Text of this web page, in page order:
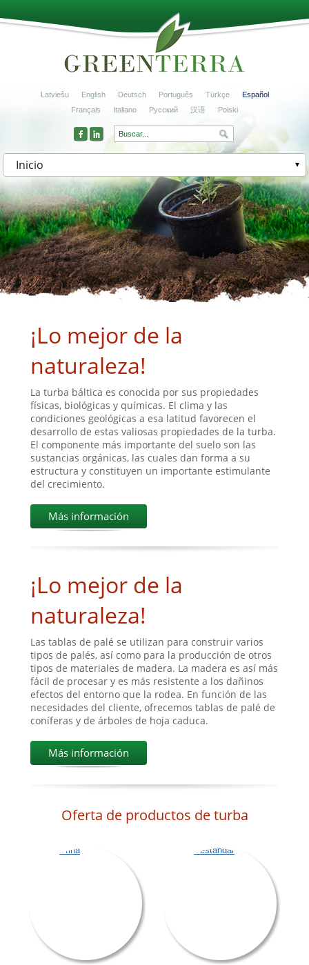
Latviešu English Deutsch Português Türkçe
Español
Français
Italiano Русский 汉语 Polski
Inicio
¡Lo mejor de la
naturaleza!
La turba báltica es conocida por sus propiedades
físicas, biológicas y químicas. El clima y las
condiciones geológicas a esa latitud favorecen el
desarrollo de estas valiosas propiedades de la turba.
El componente más importante del suelo son las
sustancias orgánicas, las cuales dan forma a su
estructura y constituyen un importante estimulante
del crecimiento.
Más información
¡Lo mejor de la
naturaleza!
Las tablas de palé se utilizan para construir varios
tipos de palés, así como para la producción de otros
tipos de materiales de madera. La madera es así más
fácil de procesar y es más resistente a los dañinos
efectos del entorno que la rodea. En función de las
necesidades del cliente, ofrecemos tablas de palé de
coníferas y de árboles de hoja caduca.
Más información
Oferta de productos de turba